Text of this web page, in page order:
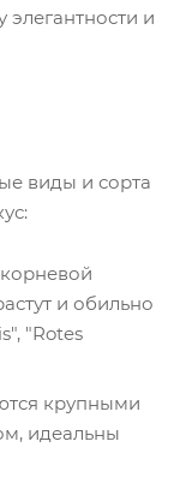
элегантности и
виды и сорта
и обильно
"Rotes
крупными
идеальны